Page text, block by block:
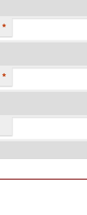
*
*